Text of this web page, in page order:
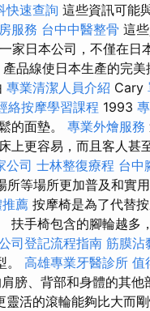
快速查詢 這些資訊可能
服務 台中中醫整骨 這
家日本公司，不僅在日
品線使日本生產的完
專業清潔人員介紹 Cary
絡按摩學習課程 1993
的面墊。 專業外燴服務
上更容易，而且客人甚
公司 士林整復療程 台中
等場所更加普及和實用
薦 按摩椅是為了代替
扶手椅包含的腳輪越多
司登記流程指南 筋膜沾
。 高雄專業牙醫診所 值
膀、背部和身體的其他
靈活的滾輪能夠比大而